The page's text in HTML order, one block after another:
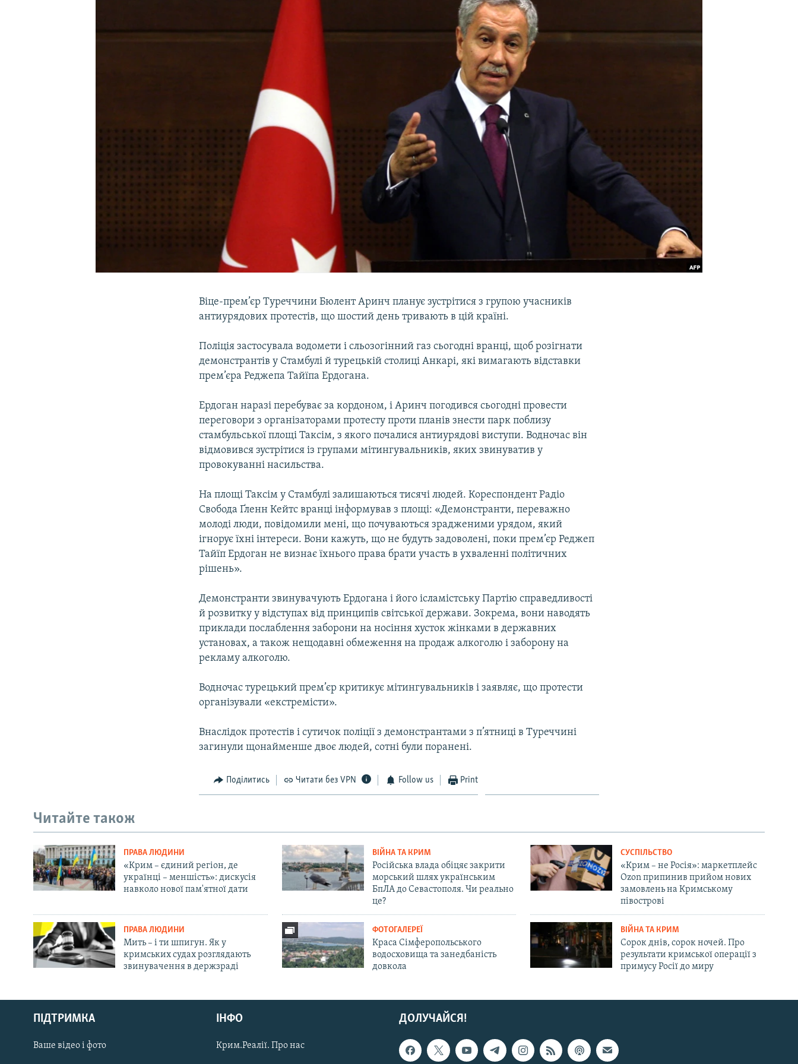
Русский
Qırımtatar
ДОЛУЧАЙСЯ!
Віце-прем’єр Туреччини Бюлент Аринч планує зустрітися з групою учасників
антиурядових протестів, що шостий день тривають в цій країні.
Поліція застосувала водомети і сльозогінний газ сьогодні вранці, щоб розігнати
демонстрантів у Стамбулі й турецькій столиці Анкарі, які вимагають відставки
прем’єра Реджепа Тайїпа Ердогана.
Ердоган наразі перебуває за кордоном, і Аринч погодився сьогодні провести
переговори з організаторами протесту проти планів знести парк поблизу
стамбульської площі Таксім, з якого почалися антиурядові виступи. Водночас він
відмовився зустрітися із групами мітингувальників, яких звинуватив у
провокуванні насильства.
На площі Таксім у Стамбулі залишаються тисячі людей. Кореспондент Радіо
Свобода Ґленн Кейтс вранці інформував з площі: «Демонстранти, переважно
молоді люди, повідомили мені, що почуваються зрадженими урядом, який
ігнорує їхні інтереси. Вони кажуть, що не будуть задоволені, поки прем’єр Реджеп
Тайїп Ердоган не визнає їхнього права брати участь в ухваленні політичних
рішень».
Демонстранти звинувачують Ердогана і його ісламістську Партію справедливості
й розвитку у відступах від принципів світської держави. Зокрема, вони наводять
приклади послаблення заборони на носіння хусток жінками в державних
установах, а також нещодавні обмеження на продаж алкоголю і заборону на
рекламу алкоголю.
Водночас турецький прем’єр критикує мітингувальників і заявляє, що протести
організували «екстремісти».
Внаслідок протестів і сутичок поліції з демонстрантами з п’ятниці в Туреччині
загинули щонайменше двоє людей, сотні були поранені.
Поділитись Читати без VPN Follow us Print
Читайте також
ПРАВА ЛЮДИНИ
«Крим – єдиний регіон, де
українці – меншість»: дискусія
навколо нової пам'ятної дати
ВІЙНА ТА КРИМ
Російська влада обіцяє закрити
морський шлях українським
БпЛА до Севастополя. Чи реально
це?
СУСПІЛЬСТВО
«Крим – не Росія»: маркетплейс
Ozon припинив прийом нових
замовлень на Кримському
півострові
ПРАВА ЛЮДИНИ
Мить – і ти шпигун. Як у
кримських судах розглядають
звинувачення в держзраді
ФОТОГАЛЕРЕЇ
Краса Сімферопольського
водосховища та занедбаність
довкола
ВІЙНА ТА КРИМ
Сорок днів, сорок ночей. Про
результати кримської операції з
примусу Росії до миру
ДОЛУЧАЙСЯ!
ПІДТРИМКА
Ваше відео і фото
ІНФО
Крим.Реалії. Про нас